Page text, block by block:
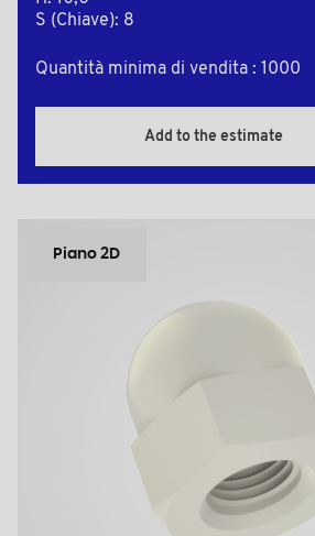
S (Chiave): 8
Quantità minima di vendita : 1000
Add to the estimate
Piano 2D